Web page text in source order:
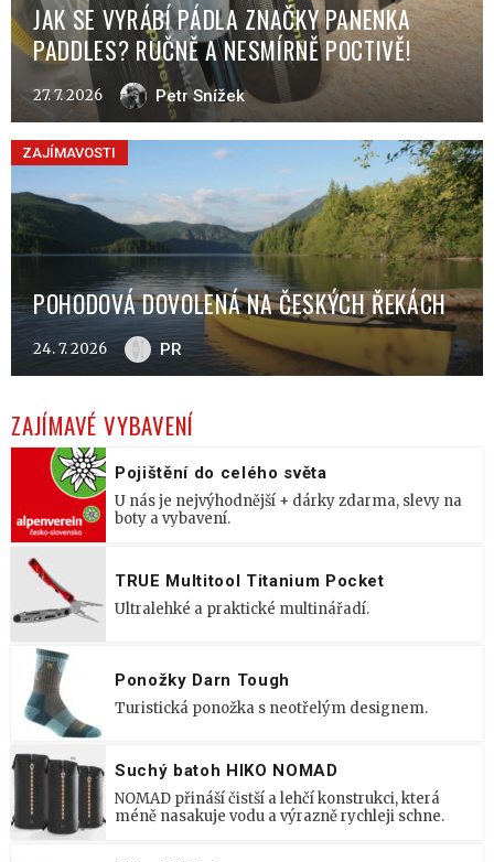
JAK SE VYRÁBÍ PÁDLA ZNAČKY PANENKA
PADDLES? RUČNĚ A NESMÍRNĚ POCTIVĚ!
27. 7. 2026 Petr Snížek
ZAJÍMAVOSTI
POHODOVÁ DOVOLENÁ NA ČESKÝCH ŘEKÁCH
24. 7. 2026 PR
ZAJÍMAVÉ VYBAVENÍ
Pojištění do celého světa
U nás je nejvýhodnější + dárky zdarma, slevy na
boty a vybavení.
TRUE Multitool Titanium Pocket
Ultralehké a praktické multinářadí.
Ponožky Darn Tough
Turistická ponožka s neotřelým designem.
Suchý batoh HIKO NOMAD
NOMAD přináší čistší a lehčí konstrukci, která
méně nasakuje vodu a výrazně rychleji schne.